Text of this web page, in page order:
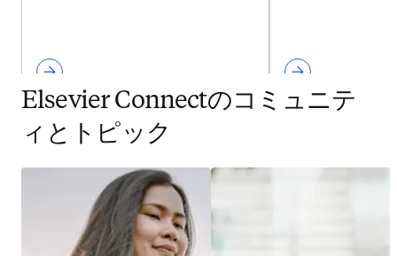
Elsevier Connectのコミュニテ
ィとトピック